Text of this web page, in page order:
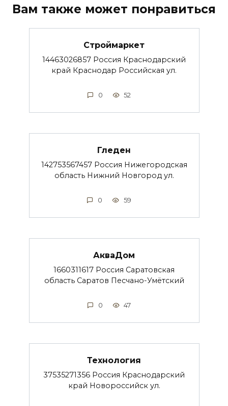
Вам также может понравиться
Строймаркет
14463026857 Россия Краснодарский
край Краснодар Российская ул.
0 52
Гледен
142753567457 Россия Нижегородская
область Нижний Новгород ул.
0 59
АкваДом
1660311617 Россия Саратовская
область Саратов Песчано-Умётский
0 47
Технология
37535271356 Россия Краснодарский
край Новороссийск ул.